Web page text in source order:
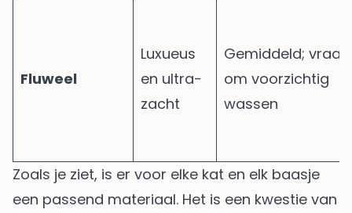
Fluweel
Luxueus
en ultra-
zacht
Gemiddeld;
om voorzichtig
wassen
Zoals je ziet, is er voor elke kat en elk baasje
een passend materiaal. Het is een kwestie van